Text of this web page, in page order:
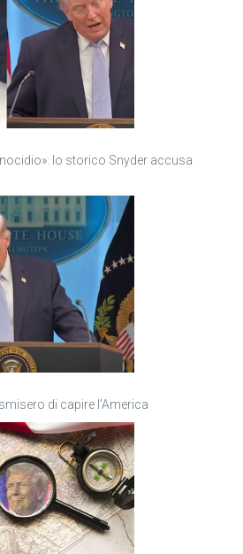
lo storico Snyder accusa
di capire l’America